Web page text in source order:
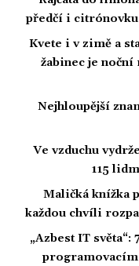
předčí i
Kvete i v zimě a
žabinec je noční
Nejhloupější
Ve vzduchu
115
Maličká knížka
každou chvíli
„Azbest IT světa“:
programovacím